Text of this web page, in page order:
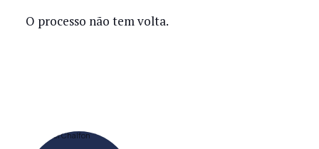
O processo não tem volta.